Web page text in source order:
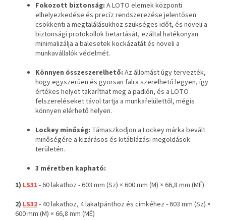
Fokozott biztonság: A LOTO elemek központi
elhelyezkedése és precíz rendszerezése jelentősen
csökkenti a megtalálásukhoz szükséges időt, és növeli a
biztonsági protokollok betartását, ezáltal hatékonyan
minimalizálja a balesetek kockázatát és növeli a
munkavállalók védelmét.
Könnyen összeszerelhető: Az állomást úgy tervezték,
hogy egyszerűen és gyorsan falra szerelhető legyen, így
értékes helyet takaríthat meg a padlón, és a LOTO
felszereléseket távol tartja a munkafelülettől, mégis
könnyen elérhető helyen.
Lockey minőség: Támaszkodjon a Lockey márka bevált
minőségére a kizárásos és kitáblázási megoldások
területén.
3 méretben kapható:
1) LS31- 60 lakathoz - 603 mm (Sz) × 600 mm (M) × 66,8 mm (MÉ)
2) LS32- 40 lakathoz, 4 lakatpánthoz és címkéhez - 603 mm (Sz) ×
600 mm (M) × 66,8 mm (MÉ)